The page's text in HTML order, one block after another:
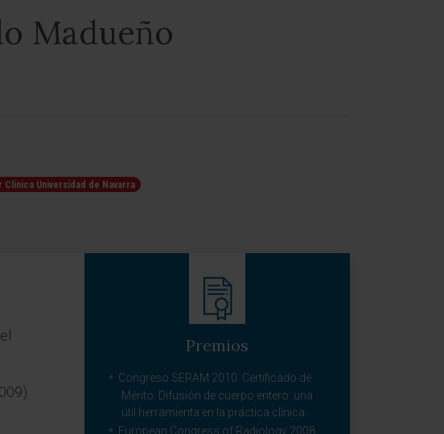
Madueño
Clínica Universidad de Navarra
Premios
Congreso SERAM 2010. Certificado de
Mérito. Difusión de cuerpo entero: una
útil herramienta en la práctica clínica.
European Congress of Radiology 2008.